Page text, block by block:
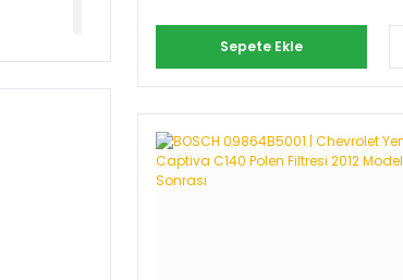
Sepete Ekle